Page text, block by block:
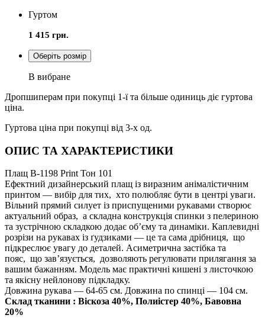
Гуртом
1 415 грн.
Оберіть розмір
В вибране
Дропшиперам при покупці 1-ї та більше одиниць діє гуртова
ціна.
Гуртова ціна при покупці від 3-х од.
ОПИС ТА ХАРАКТЕРИСТИКИ
Плащ В-1198 Print Тон 101
Ефектний дизайнерський плащ із виразним анімалістичним
принтом — вибір для тих, хто полюбляє бути в центрі уваги.
Вільний прямий силует із приспущеними рукавами створює
актуальний образ, а складна конструкція спинки з пелериною
та зустрічною складкою додає об’єму та динаміки. Каплевидні
розрізи на рукавах із ґудзиками — це та сама дрібниця, що
підкреслює увагу до деталей. Асиметрична застібка та
пояс, що зав’язується, дозволяють регулювати прилягання за
вашим бажанням. Модель має практичні кишені з листочкою
та якісну нейлонову підкладку.
Довжина рукава — 64-65 см. Довжина по спинці — 104 см.
Склад тканини : Віскоза 40%, Полиістер 40%, Бавовна
20%